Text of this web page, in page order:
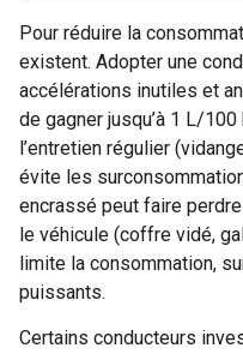
Pour réduire la
existent. Adopter une
accélérations inutiles et
de gagner jusqu’à 1 L/
l’entretien régulier
évite les
encrassé peut faire
le véhicule (coffre vidé,
limite la consommation,
puissants.
Certains conducteurs